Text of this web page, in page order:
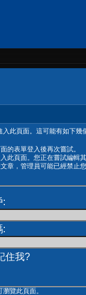
此頁面。這可能有如下幾
的表單登入後再次嘗試。
此頁面。您正在嘗試編輯
章，管理員可能已經禁止
:
:
住我?
瀏覽此頁面。